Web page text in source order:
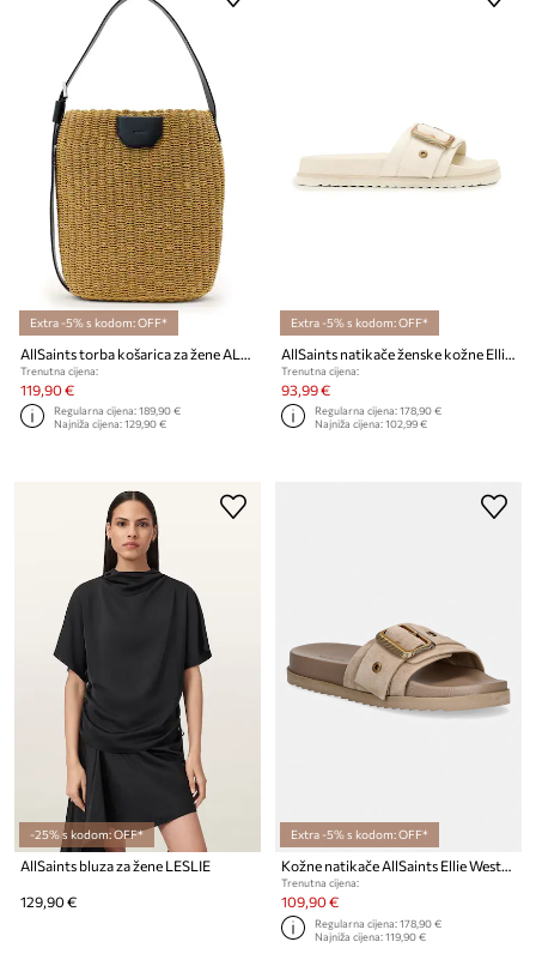
Extra -5% s kodom: OFF*
AllSaints torba košarica za žene ALBA
Trenutna cijena:
119,90 €
Regularna cijena:189,90 €
Najniža cijena:129,90 €
Extra -5% s kodom: OFF*
AllSaints natikače ženske kožne Ellie Western Sandals
Trenutna cijena:
93,99 €
Regularna cijena:178,90 €
Najniža cijena:102,99 €
-25% s kodom: OFF*
AllSaints bluza za žene LESLIE
129,90 €
Extra -5% s kodom: OFF*
Kožne natikače AllSaints Ellie Western Sandal
Trenutna cijena:
109,90 €
Regularna cijena:178,90 €
Najniža cijena:119,90 €